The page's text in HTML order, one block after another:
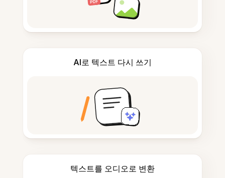
AI로 텍스트 다시 쓰기
텍스트를 오디오로 변환